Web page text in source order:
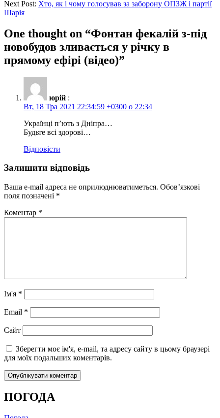
Next Post: Хто, як і чому голосував за заборону ОПЗЖ і партії
Шарія
One thought on “Фонтан фекалій з-під
новобудов зливається у річку в
прямому ефірі (відео)”
юрій :
Вт, 18 Тра 2021 22:34:59 +0300 о 22:34
Українці п’ють з Дніпра…
Будьте всі здорові…
Відповісти
Залишити відповідь
Ваша e-mail адреса не оприлюднюватиметься. Обов’язкові
поля позначені *
Коментар *
Ім'я *
Email *
Сайт
Зберегти моє ім'я, e-mail, та адресу сайту в цьому браузері
для моїх подальших коментарів.
ПОГОДА